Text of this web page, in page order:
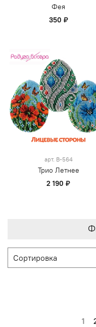
Фея
350 ₽
арт. В-564
Трио Летнее
2 190 ₽
1